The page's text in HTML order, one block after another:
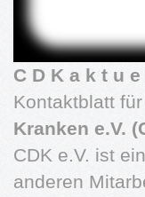
C D K a k t u
Kontaktblatt
Kranken e.V.
CDK e.V. ist
anderen